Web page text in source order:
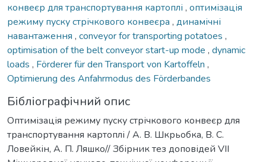
конвеєр для транспортування картоплі , оптимізація
режиму пуску стрічкового конвеєра , динамічні
навантаження , conveyor for transporting potatoes ,
optimisation of the belt conveyor start-up mode , dynamic
loads , Förderer für den Transport von Kartoffeln ,
Optimierung des Anfahrmodus des Förderbandes
Бібліографічний опис
Оптимізація режиму пуску стрічкового конвеєр для
транспортування картоплі / А. В. Шкрьобка, В. С.
Ловейкін, А. П. Ляшко// Збірник тез доповідей VIІ